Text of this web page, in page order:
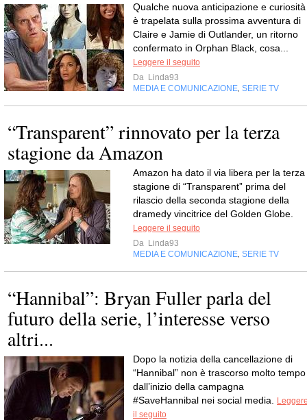
Qualche nuova anticipazione e curiosità
è trapelata sulla prossima avventura di
Claire e Jamie di Outlander, un ritorno
confermato in Orphan Black, cosa...
Leggere il seguito
Da Linda93
MEDIA E COMUNICAZIONE SERIE TV
“Transparent” rinnovato per la terza
stagione da Amazon
Amazon ha dato il via libera per la terza
stagione di “Transparent” prima del
rilascio della seconda stagione della
dramedy vincitrice del Golden Globe.
Leggere il seguito
Da Linda93
MEDIA E COMUNICAZIONE SERIE TV
“Hannibal”: Bryan Fuller parla del
futuro della serie, l’interesse verso
altri...
Dopo la notizia della cancellazione di
“Hannibal” non è trascorso molto tempo
dall’inizio della campagna
#SaveHannibal nei social media.
il seguito